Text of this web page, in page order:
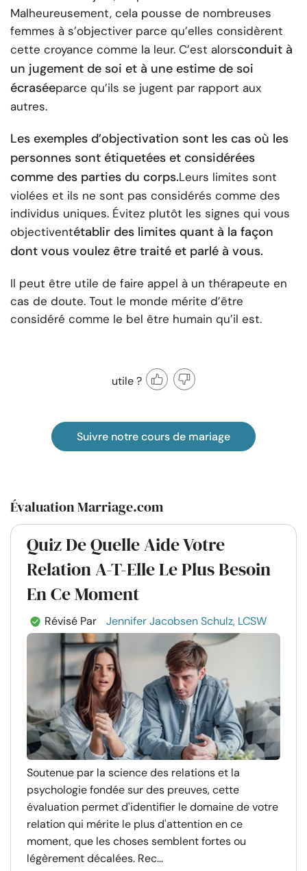
Malheureusement, cela pousse de nombreuses
femmes à s’objectiver parce qu’elles considèrent
cette croyance comme la leur. C’est alorsconduit à
un jugement de soi et à une estime de soi
écraséeparce qu’ils se jugent par rapport aux
autres.
Les exemples d’objectivation sont les cas où les
personnes sont étiquetées et considérées
comme des parties du corps.Leurs limites sont
violées et ils ne sont pas considérés comme des
individus uniques. Évitez plutôt les signes qui vous
objectiventétablir des limites quant à la façon
dont vous voulez être traité et parlé à vous.
Il peut être utile de faire appel à un thérapeute en
cas de doute. Tout le monde mérite d’être
considéré comme le bel être humain qu’il est.
utile ?
Suivre notre cours de mariage
Évaluation Marriage.com
Quiz De Quelle Aide Votre
Relation A-T-Elle Le Plus Besoin
En Ce Moment
Révisé Par Jennifer Jacobsen Schulz, LCSW
Soutenue par la science des relations et la
psychologie fondée sur des preuves, cette
évaluation permet d'identifier le domaine de votre
relation qui mérite le plus d'attention en ce
moment, que les choses semblent fortes ou
légèrement décalées. Rec...